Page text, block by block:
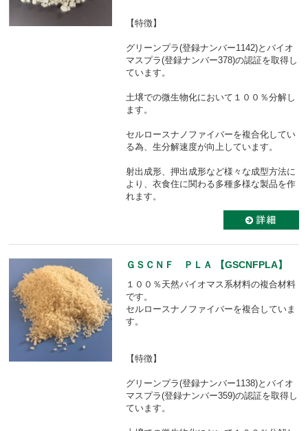
【特徴】
グリーンプラ(登録ナンバー1142)とバイオ
マスプラ(登録ナンバー378)の認証を取得し
ています。
土壌での微生物化において１００％分解し
ます。
セルロースナノファイバーを複合化してい
る為、生分解速度が向上しています。
射出成形、押出成形など様々な成型方法に
より、衣食住に関わる多種多様な製品を作
れます。
ＧＳＣＮＦ ＰＬＡ 【GSCNFPLA】
１００％天然バイオマス系材料の複合材料
です。
セルロースナノファイバーを複合していま
す。
【特徴】
グリーンプラ(登録ナンバー1138)とバイオ
マスプラ(登録ナンバー359)の認証を取得し
ています。